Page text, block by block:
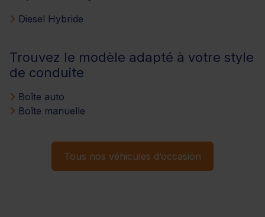
Diesel Hybride
Trouvez le modèle adapté à votre style
de conduite
Boîte auto
Boîte manuelle
Tous nos véhicules d’occasion